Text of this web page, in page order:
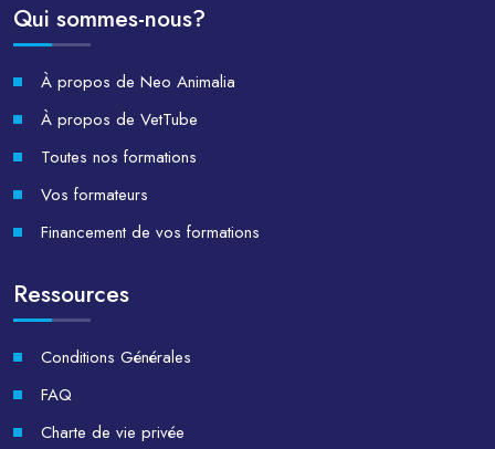
Qui sommes-nous?
À propos de Neo Animalia
À propos de VetTube
Toutes nos formations
Vos formateurs
Financement de vos formations
Ressources
Conditions Générales
FAQ
Charte de vie privée